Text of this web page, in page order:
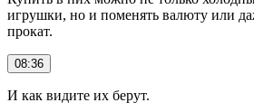
игрушки, но и поменять валюту или
прокат.
08:36
И как видите их берут.